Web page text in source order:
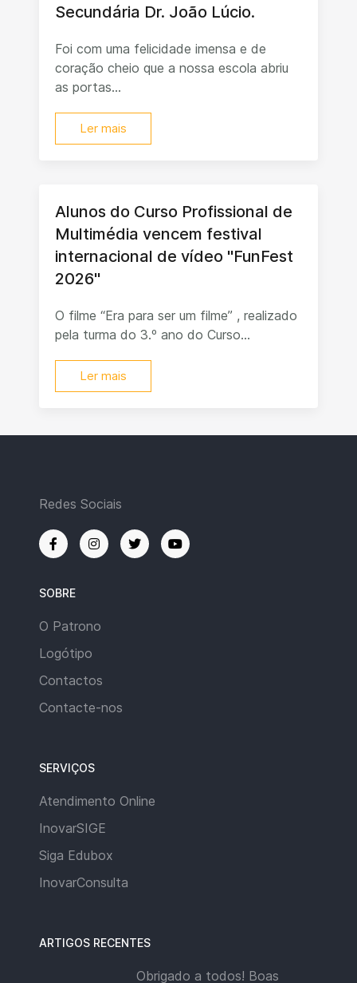
Secundária Dr. João Lúcio.
Foi com uma felicidade imensa e de
coração cheio que a nossa escola abriu
as portas...
Ler mais
Alunos do Curso Profissional de
Multimédia vencem festival
internacional de vídeo "FunFest
2026"
O filme “Era para ser um filme” , realizado
pela turma do 3.º ano do Curso...
Ler mais
Redes Sociais
SOBRE
O Patrono
Logótipo
Contactos
Contacte-nos
SERVIÇOS
Atendimento Online
InovarSIGE
Siga Edubox
InovarConsulta
ARTIGOS RECENTES
Obrigado a todos! Boas